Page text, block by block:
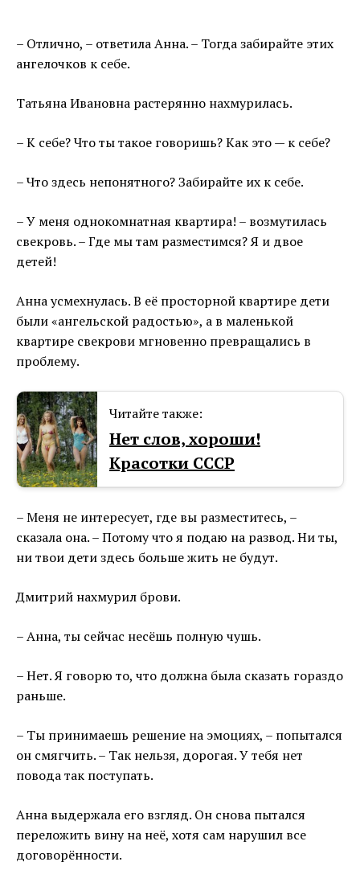
– Отлично, – ответила Анна. – Тогда забирайте этих
ангелочков к себе.
Татьяна Ивановна растерянно нахмурилась.
– К себе? Что ты такое говоришь? Как это — к себе?
– Что здесь непонятного? Забирайте их к себе.
– У меня однокомнатная квартира! – возмутилась
свекровь. – Где мы там разместимся? Я и двое
детей!
Анна усмехнулась. В её просторной квартире дети
были «ангельской радостью», а в маленькой
квартире свекрови мгновенно превращались в
проблему.
Читайте также:
Нет слов, хороши!
Красотки СССР
– Меня не интересует, где вы разместитесь, –
сказала она. – Потому что я подаю на развод. Ни ты,
ни твои дети здесь больше жить не будут.
Дмитрий нахмурил брови.
– Анна, ты сейчас несёшь полную чушь.
– Нет. Я говорю то, что должна была сказать гораздо
раньше.
– Ты принимаешь решение на эмоциях, – попытался
он смягчить. – Так нельзя, дорогая. У тебя нет
повода так поступать.
Анна выдержала его взгляд. Он снова пытался
переложить вину на неё, хотя сам нарушил все
договорённости.